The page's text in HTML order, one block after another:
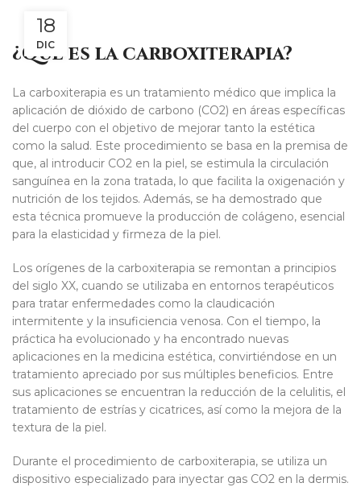
18
DIC
¿Qué es la carboxiterapia?
La carboxiterapia es un tratamiento médico que implica la
aplicación de dióxido de carbono (CO2) en áreas específicas
del cuerpo con el objetivo de mejorar tanto la estética
como la salud. Este procedimiento se basa en la premisa de
que, al introducir CO2 en la piel, se estimula la circulación
sanguínea en la zona tratada, lo que facilita la oxigenación y
nutrición de los tejidos. Además, se ha demostrado que
esta técnica promueve la producción de colágeno, esencial
para la elasticidad y firmeza de la piel.
Los orígenes de la carboxiterapia se remontan a principios
del siglo XX, cuando se utilizaba en entornos terapéuticos
para tratar enfermedades como la claudicación
intermitente y la insuficiencia venosa. Con el tiempo, la
práctica ha evolucionado y ha encontrado nuevas
aplicaciones en la medicina estética, convirtiéndose en un
tratamiento apreciado por sus múltiples beneficios. Entre
sus aplicaciones se encuentran la reducción de la celulitis, el
tratamiento de estrías y cicatrices, así como la mejora de la
textura de la piel.
Durante el procedimiento de carboxiterapia, se utiliza un
dispositivo especializado para inyectar gas CO2 en la dermis.